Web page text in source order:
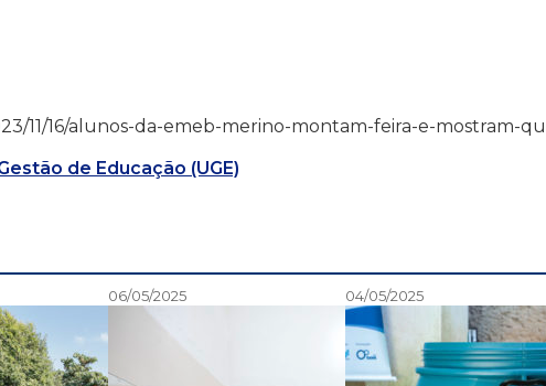
11/16/alunos-da-emeb-merino-montam-feira-e-mostram-
de Educação (UGE)
06/05/2025 04/05/2025